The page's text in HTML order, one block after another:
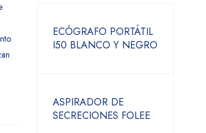
ECÓGRAFO PORTÁTIL
I50 BLANCO Y NEGRO
ASPIRADOR DE
SECRECIONES FOLEE